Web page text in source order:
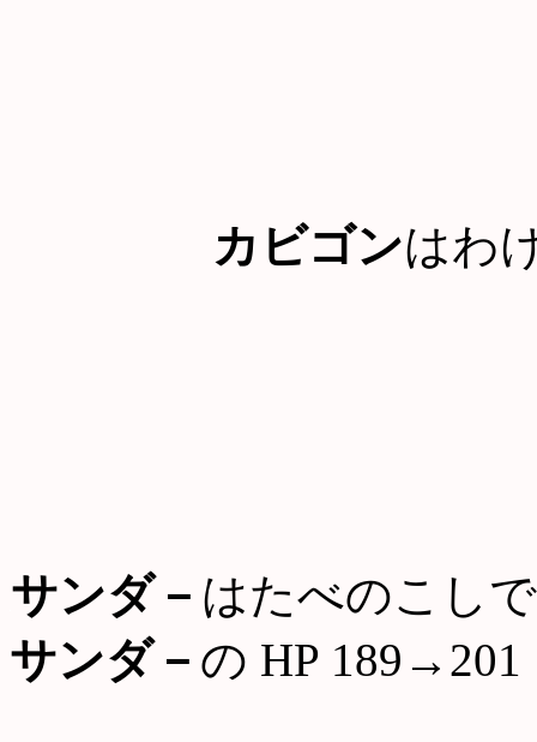
カビゴンはわ
サンダ－ はたべのこし
サンダ－ の HP 189→201